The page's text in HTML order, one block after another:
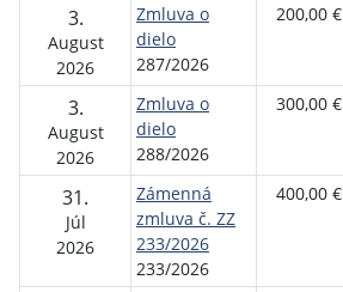
3.
August
2026
Zmluva o
dielo
287/2026
200,00 €
3.
August
2026
Zmluva o
dielo
288/2026
300,00 €
31.
Júl
2026
Zámenná
zmluva č. ZZ
233/2026
233/2026
400,00 €